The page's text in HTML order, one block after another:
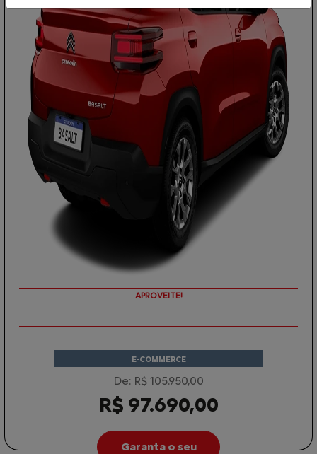
PREÇOS REDUZIDOS
E-COMMERCE
De: R$ 105.950,00
R$ 97.690,00
Garanta o seu